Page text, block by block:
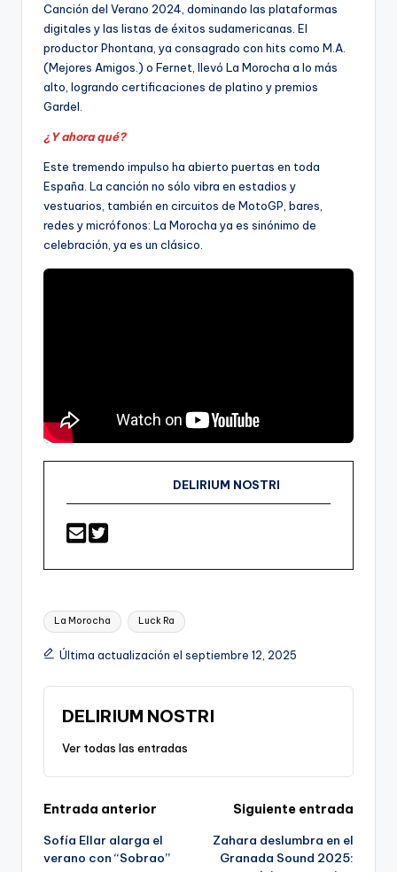
Canción del Verano 2024, dominando las plataformas
digitales y las listas de éxitos sudamericanas. El
productor Phontana, ya consagrado con hits como M.A.
(Mejores Amigos.) o Fernet, llevó La Morocha a lo más
alto, logrando certificaciones de platino y premios
Gardel.
¿Y ahora qué?
Este tremendo impulso ha abierto puertas en toda
España. La canción no sólo vibra en estadios y
vestuarios, también en circuitos de MotoGP, bares,
redes y micrófonos: La Morocha ya es sinónimo de
celebración, ya es un clásico.
DELIRIUM NOSTRI
Etiquetas:
La Morocha Luck Ra
Última actualización el septiembre 12, 2025
DELIRIUM NOSTRI
Ver todas las entradas
Navegación
de
Entrada anterior
Sofía Ellar alarga el
verano con “Sobrao”
Siguiente entrada
Zahara deslumbra en el
Granada Sound 2025: